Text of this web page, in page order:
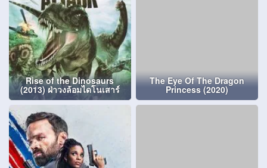
Rise of the Dinosaurs
(2013) ฝ่าวงล้อมไดโนเสาร์
The Eye Of The Dragon
Princess (2020)